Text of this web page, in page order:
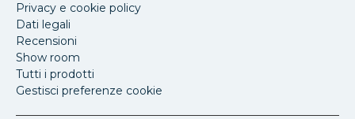
Privacy e cookie policy
Dati legali
Recensioni
Show room
Tutti i prodotti
Gestisci preferenze cookie